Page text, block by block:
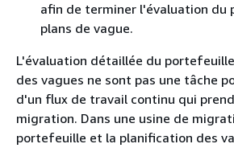
afin de terminer l'évaluation du
plans de vague.
L'évaluation détaillée du
des vagues ne sont pas une tâche
d'un flux de travail continu qui
migration. Dans une usine de
portefeuille et la planification des